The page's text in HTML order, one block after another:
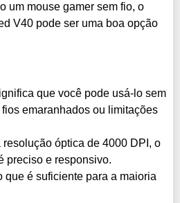
um mouse gamer sem fio, o
V40 pode ser uma boa opção
que você pode usá-lo sem
emaranhados ou limitações
resolução óptica de 4000 DPI, o
preciso e responsivo.
que é suficiente para a maioria